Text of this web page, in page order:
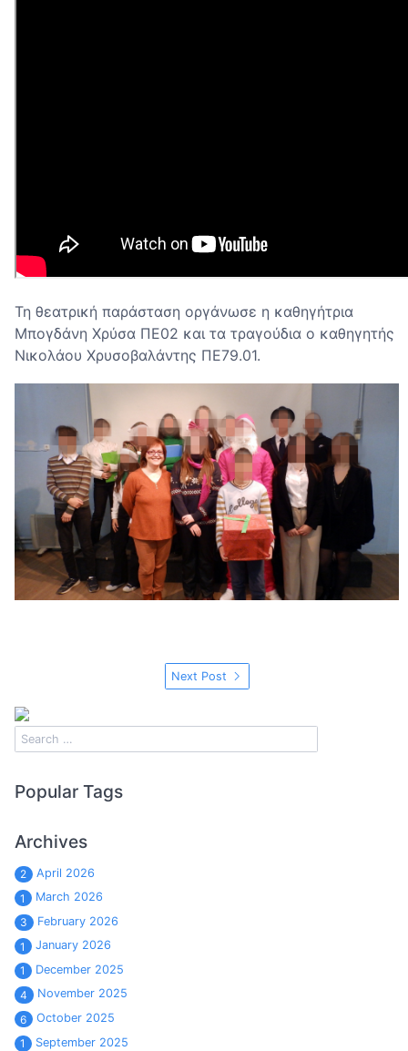
Τη θεατρική παράσταση οργάνωσε η καθηγήτρια
Μπογδάνη Χρύσα ΠΕ02 και τα τραγούδια ο καθηγητής
Νικολάου Χρυσοβαλάντης ΠΕ79.01.
Next Post
Popular Tags
Archives
2
April 2026
1
March 2026
3
February 2026
1
January 2026
1
December 2025
4
November 2025
6
October 2025
1
September 2025